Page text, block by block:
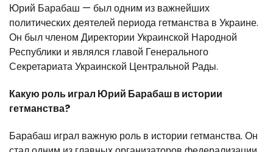
Юрий Барабаш — был одним из важнейших
политических деятелей периода гетманства в Украине.
Он был членом Директории Украинской Народной
Республики и являлся главой Генерального
Секретариата Украинской Центральной Рады.
Какую роль играл Юрий Барабаш в истории
гетманства?
Барабаш играл важную роль в истории гетманства. Он